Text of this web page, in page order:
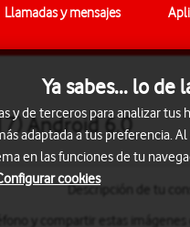
Llamadas y mensajes
Android 6.0
Descripción de tu
Ya sabes... lo de
y de terceros para analizar
adaptada a tus preferencia.
en las funciones de tu
cookies